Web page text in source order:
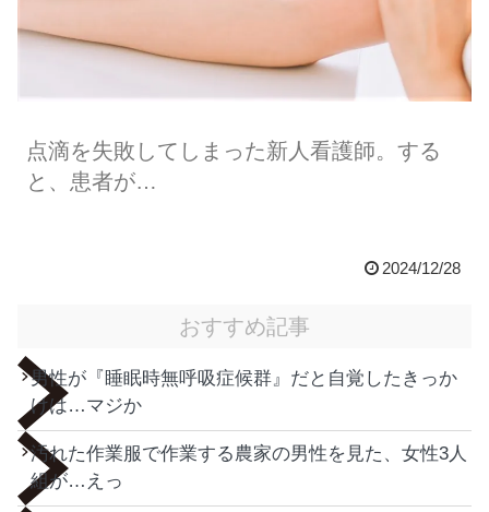
点滴を失敗してしまった新人看護師。する
と、患者が…
2024/12/28
おすすめ記事
男性が『睡眠時無呼吸症候群』だと自覚したきっか
けは…マジか
汚れた作業服で作業する農家の男性を見た、女性3人
組が…えっ